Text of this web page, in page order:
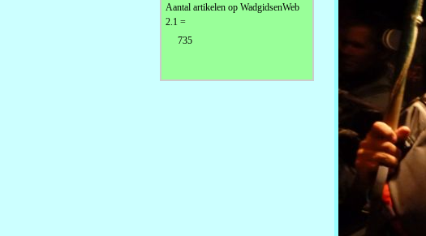
Aantal artikelen op WadgidsenWeb
2.1 =
735